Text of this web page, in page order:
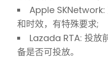
Apple SKNetwork:
和时效，有特殊要求;
Lazada RTA: 投放
备是否可投放。